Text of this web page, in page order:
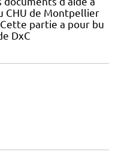
CHU de Montpellier
Cette partie a pour bu
DxC